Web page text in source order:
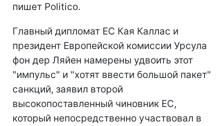
пишет Politico.
Главный дипломат ЕС Кая Каллас и
президент Европейской комиссии Урсула
фон дер Ляйен намерены удвоить этот
"импульс" и "хотят ввести большой пакет"
санкций, заявил второй
высокопоставленный чиновник ЕС,
который непосредственно участвовал в